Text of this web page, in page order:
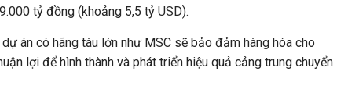
tỷ đồng (khoảng 5,5 tỷ USD).
án có hãng tàu lớn như MSC sẽ bảo đảm hàng hóa cho
lợi để hình thành và phát triển hiệu quả cảng trung chuyển